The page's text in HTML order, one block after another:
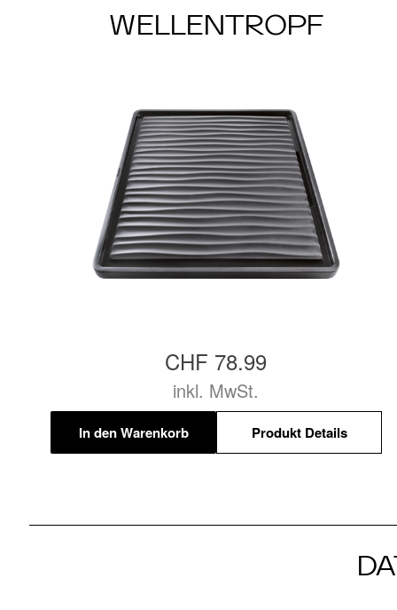
WELLENTROPF
CHF 78.99
inkl. MwSt.
In den Warenkorb Produkt Details